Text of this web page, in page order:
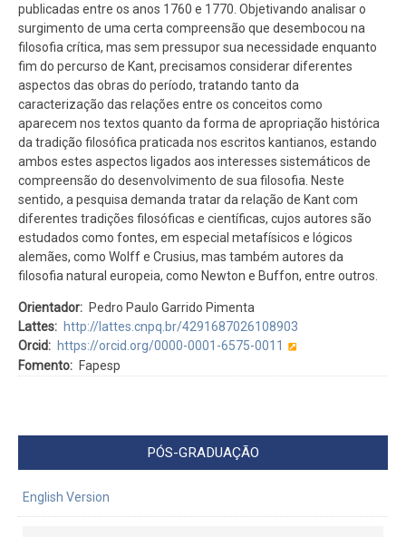
publicadas entre os anos 1760 e 1770. Objetivando analisar o
surgimento de uma certa compreensão que desembocou na
filosofia crítica, mas sem pressupor sua necessidade enquanto
fim do percurso de Kant, precisamos considerar diferentes
aspectos das obras do período, tratando tanto da
caracterização das relações entre os conceitos como
aparecem nos textos quanto da forma de apropriação histórica
da tradição filosófica praticada nos escritos kantianos, estando
ambos estes aspectos ligados aos interesses sistemáticos de
compreensão do desenvolvimento de sua filosofia. Neste
sentido, a pesquisa demanda tratar da relação de Kant com
diferentes tradições filosóficas e científicas, cujos autores são
estudados como fontes, em especial metafísicos e lógicos
alemães, como Wolff e Crusius, mas também autores da
filosofia natural europeia, como Newton e Buffon, entre outros.
Orientador
Pedro Paulo Garrido Pimenta
Lattes
http://lattes.cnpq.br/4291687026108903
Orcid
https://orcid.org/0000-0001-6575-0011
Fomento
Fapesp
PÓS-GRADUAÇÃO
English Version